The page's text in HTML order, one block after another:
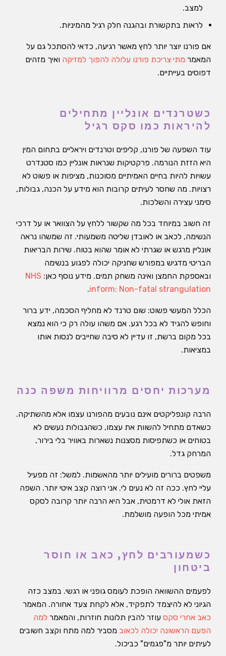
למצב.
לראות בתקשורת ובהגנה חלק רגיל מהמיניות.
אם פורנו יוצר יותר לחץ מאשר רגיעה, כדאי להסתכל גם על
המאמר מתי צריכת פורנו עלולה להפוך למזיקה ואיך מזהים
דפוסים בעייתיים.
כשטרנדים אונליין מתחילים
להיראות כמו סקס רגיל
עוד השפעה של פורנו, קליפים וטרנדים ויראליים בתחום המין
היא הזזת הנורמה. פרקטיקות שנראות אונליין כמו סטנדרט
עשויות להיות בחיים האמיתיים מסוכנות, מציפות או פשוט לא
רצויות. מה שחסר לעיתים קרובות הוא מידע על הכנה, גבולות,
סימני עצירה והשלכות.
זה חשוב במיוחד בכל מה שקשור ללחץ על הצוואר או על דרכי
הנשימה, לכאב או לאובדן שליטה משמעותי. זה שמשהו נראה
אונליין מרגש או שגרתי לא אומר שהוא בטוח. שירות הבריאות
הבריטי מדגיש במפורש שחניקה יכולה לפגוע בנשימה
ובאספקת החמצן ואינה משחק תמים. מידע נוסף כאן: NHS
inform: Non-fatal strangulation
.
הכלל המעשי פשוט: שום טרנד לא מחליף הסכמה, ידע ברור
וחופש להגיד לא בכל רגע. אם משהו עולה רק כי הוא נמצא
בכל מקום ברשת, זו עדיין לא סיבה שחייבים לנסות אותו
במציאות.
מערכות יחסים מרוויחות משפה כנה
הרבה קונפליקטים אינם נובעים מהפורנו עצמו אלא מהשתיקה.
כשאדם מתחיל להשוות את עצמו, כשהגבולות נעשים לא
בטוחים או כשתפיסות מסצנות נשארות באוויר בלי בירור,
המרחק גדל.
משפטים ברורים מועילים יותר מהאשמות. למשל: זה מפעיל
עליי לחץ. ככה זה לא נעים לי. אני רוצה קצב איטי יותר. השפה
הזאת אולי לא דרמטית, אבל היא הרבה יותר קרובה לסקס
אמיתי מכל הופעה מושלמת.
כשמעורבים לחץ, כאב או חוסר
ביטחון
לפעמים ההשוואה הופכת לעומס גופני או רגשי. במצב כזה
הגיוני לא להיצמד לתפקיד, אלא לקחת צעד אחורה. המאמר
כאב אחרי סקס עוזר להבין תלונות חוזרות, והמאמר למה
הפעם הראשונה יכולה לכאוב מסביר למה מתח וקצב חשובים
לעיתים יותר מ"פגמים" כביכול.